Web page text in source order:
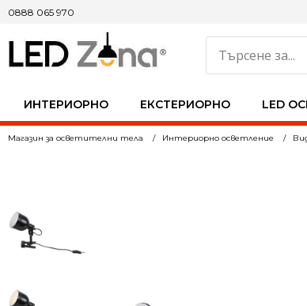
ИНТЕРИОРНО ЕКСТЕРИОРНО LED
0888 065 970
Магазин за осветителни тела Интериорно осветление